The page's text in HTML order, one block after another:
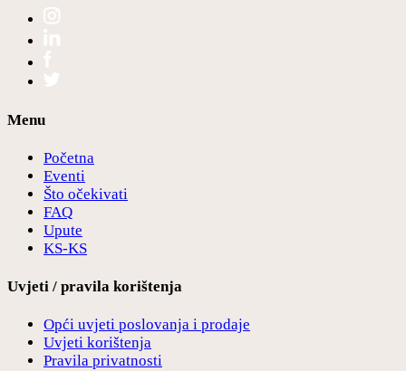
Menu
Početna
Eventi
Što očekivati
FAQ
Upute
KS-KS
Uvjeti / pravila korištenja
Opći uvjeti poslovanja i prodaje
Uvjeti korištenja
Pravila privatnosti